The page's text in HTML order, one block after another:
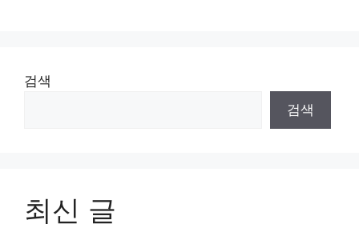
검색
검색
최신 글